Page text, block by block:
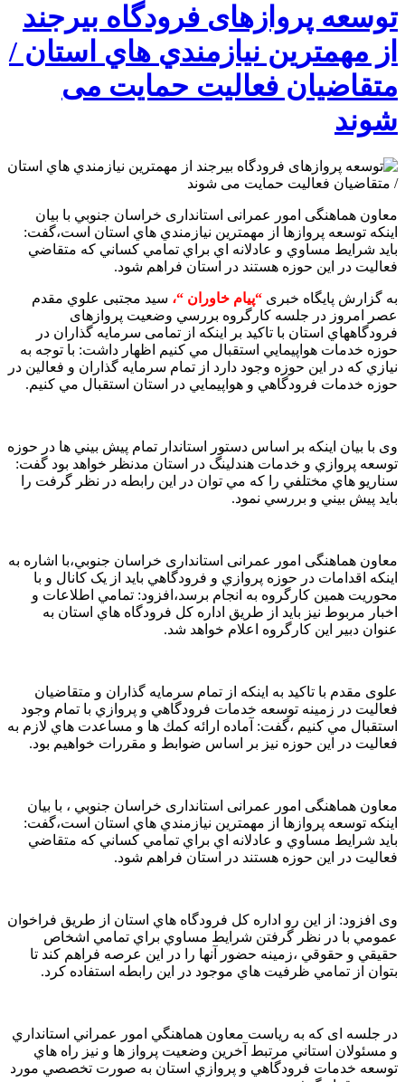
توسعه پروازهای فرودگاه بیرجند
از مهمترين نيازمندي هاي استان /
متقاضیان فعالیت حمایت می
شوند
معاون هماهنگی امور عمرانی استانداری خراسان جنوبي با بيان
اينکه توسعه پروازها از مهمترين نيازمندي هاي استان است،گفت:
بايد شرايط مساوي و عادلانه اي براي تمامي کساني که متقاضي
فعاليت در اين حوزه هستند در استان فراهم شود.
به گزارش پایگاه خبری “پیام خاوران “، سید مجتبی علوي مقدم
عصر امروز در جلسه کارگروه بررسي وضعيت پروازهای
فرودگاههاي استان با تاکید بر اینکه از تمامی سرمایه گذاران در
حوزه خدمات هواپیمايي استقبال مي کنيم اظهار داشت: با توجه به
نيازي که در اين حوزه وجود دارد از تمام سرمايه گذاران و فعالين در
حوزه خدمات فرودگاهي و هواپيمايي در استان استقبال مي كنيم.
وی با بيان اينکه بر اساس دستور استاندار تمام پيش بيني ها در حوزه
توسعه پروازي و خدمات هندلينگ در استان مدنظر خواهد بود گفت:
سناريو هاي مختلفي را که مي توان در اين رابطه در نظر گرفت را
بايد پيش بيني و بررسي نمود.
معاون هماهنگی امور عمرانی استانداری خراسان جنوبي،با اشاره به
اينکه اقدامات در حوزه پروازي و فرودگاهي بايد از يک کانال و با
محوريت همين كارگروه به انجام برسد،افزود: تمامي اطلاعات و
اخبار مربوط نيز بايد از طريق اداره كل فرودگاه هاي استان به
عنوان دبير اين كارگروه اعلام خواهد شد.
علوی مقدم با تاکید به اینکه از تمام سرمايه گذاران و متقاضيان
فعاليت در زمينه توسعه خدمات فرودگاهي و پروازي با تمام وجود
استقبال مي کنيم ،گفت: آماده ارائه كمك ها و مساعدت هاي لازم به
فعاليت در اين حوزه نيز بر اساس ضوابط و مقررات خواهيم بود.
معاون هماهنگی امور عمرانی استانداری خراسان جنوبي ، با بيان
اينکه توسعه پروازها از مهمترين نيازمندي هاي استان است،گفت:
بايد شرايط مساوي و عادلانه اي براي تمامي کساني که متقاضي
فعاليت در اين حوزه هستند در استان فراهم شود.
وی افزود: از اين رو اداره كل فرودگاه هاي استان از طريق فراخوان
عمومي با در نظر گرفتن شرايط مساوي براي تمامي اشخاص
حقيقي و حقوقي ،زمينه حضور آنها را در اين عرصه فراهم کند تا
بتوان از تمامي ظرفيت هاي موجود در اين رابطه استفاده كرد.
در جلسه ای که به رياست معاون هماهنگي امور عمراني استانداري
و مسئولان استاني مرتبط آخرين وضعيت پرواز ها و نيز راه هاي
توسعه خدمات فرودگاهي و پروازي استان به صورت تخصصي مورد